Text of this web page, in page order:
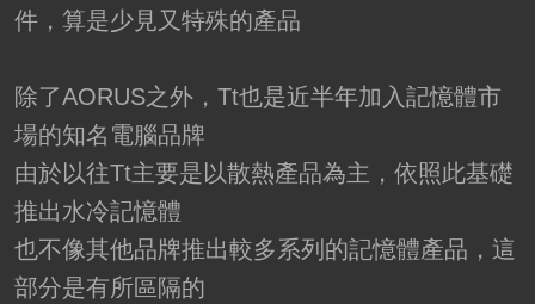
件，算是少見又特殊的產品
除了AORUS之外，Tt也是近半年加入記憶體市
場的知名電腦品牌
由於以往Tt主要是以散熱產品為主，依照此基礎
推出水冷記憶體
也不像其他品牌推出較多系列的記憶體產品，這
部分是有所區隔的